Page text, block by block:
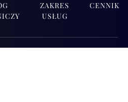
ZAKRES
USŁUG
CENNIK